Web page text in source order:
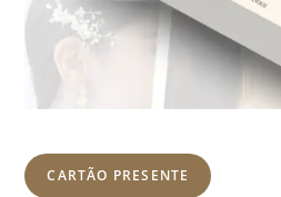
CARTÃO PRESENTE